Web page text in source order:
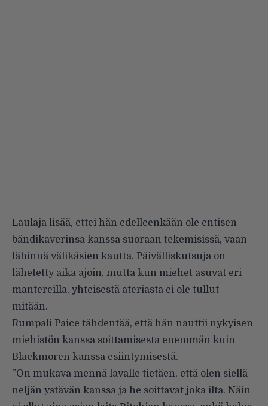
Laulaja lisää, ettei hän edelleenkään ole entisen
bändikaverinsa kanssa suoraan tekemisissä, vaan
lähinnä välikäsien kautta. Päivälliskutsuja on
lähetetty aika ajoin, mutta kun miehet asuvat eri
mantereilla, yhteisestä ateriasta ei ole tullut
mitään.
Rumpali Paice tähdentää, että hän nauttii nykyisen
miehistön kanssa soittamisesta enemmän kuin
Blackmoren kanssa esiintymisestä.
”On mukava mennä lavalle tietäen, että olen siellä
neljän ystävän kanssa ja he soittavat joka ilta. Näin